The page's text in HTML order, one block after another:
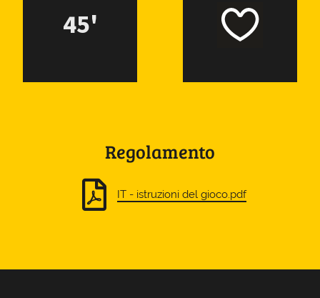
45'
Regolamento
IT - istruzioni del gioco.pdf